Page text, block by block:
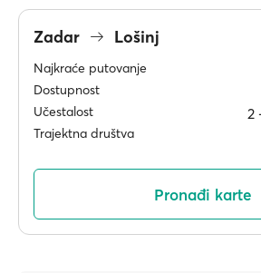
Zadar Lošinj
Najkraće putovanje
Dostupnost
Učestalost 2
Trajektna društva
Pronađi karte